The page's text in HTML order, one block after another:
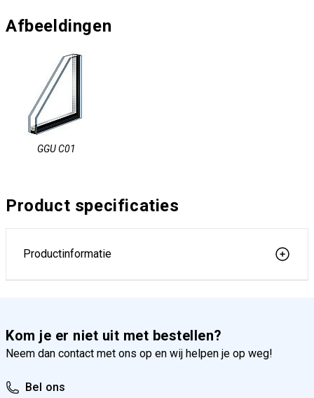
Afbeeldingen
GGU C01
Product specificaties
Productinformatie
Kom je er niet uit met bestellen?
Neem dan contact met ons op en wij helpen je op weg!
Bel ons